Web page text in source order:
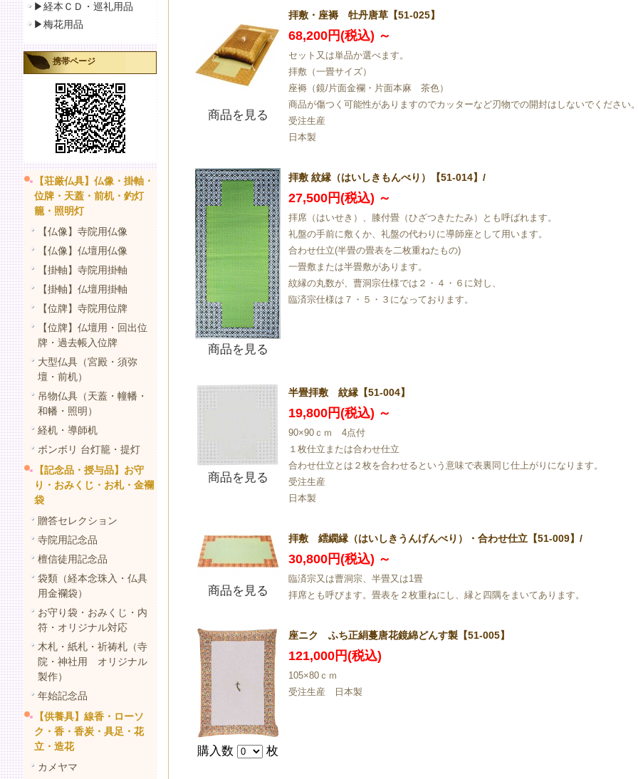
▶経本ＣＤ・巡礼用品
▶梅花用品
携帯ページ
【荘厳仏具】仏像・掛軸・
位牌・天蓋・前机・釣灯
籠・照明灯
【仏像】寺院用仏像
【仏像】仏壇用仏像
【掛軸】寺院用掛軸
【掛軸】仏壇用掛軸
【位牌】寺院用位牌
【位牌】仏壇用・回出位
牌・過去帳入位牌
大型仏具（宮殿・須弥
壇・前机）
吊物仏具（天蓋・幢幡・
和幡・照明）
経机・導師机
ボンボリ 台灯籠・提灯
【記念品・授与品】お守
り・おみくじ・お札・金襴
袋
贈答セレクション
寺院用記念品
檀信徒用記念品
袋類（経本念珠入・仏具
用金襴袋）
お守り袋・おみくじ・内
符・オリジナル対応
木札・紙札・祈祷札（寺
院・神社用 オリジナル
製作）
年始記念品
【供養具】線香・ローソ
ク・香・香炭・具足・花
立・造花
カメヤマ
商品を見る
拝敷・座褥 牡丹唐草【51-025】
68,200円(税込) ～
セット又は単品か選べます。
拝敷（一畳サイズ）
座褥（鏡/片面金襴・片面本麻 茶色）
商品が傷つく可能性がありますのでカッターなど刃物での開封はしないでください
受注生産
日本製
商品を見る
拝敷 紋縁（はいしきもんべり）【51-014】/
27,500円(税込) ～
拝席（はいせき）、膝付畳（ひざつきたたみ）とも呼ばれます。
礼盤の手前に敷くか、礼盤の代わりに導師座として用います。
合わせ仕立(半畳の畳表を二枚重ねたもの)
一畳敷または半畳敷があります。
紋縁の丸数が、曹洞宗仕様では２・４・６に対し、
臨済宗仕様は７・５・３になっております。
商品を見る
半畳拝敷 紋縁【51-004】
19,800円(税込) ～
90×90ｃｍ 4点付
１枚仕立または合わせ仕立
合わせ仕立とは２枚を合わせるという意味で表裏同じ仕上がりになります。
受注生産
日本製
商品を見る
拝敷 繧繝縁（はいしきうんげんべり）・合わせ仕立【51-009】/
30,800円(税込) ～
臨済宗又は曹洞宗、半畳又は1畳
拝席とも呼びます。畳表を２枚重ねにし、縁と四隅をまいてあります。
購入数 枚
座ニク ふち正絹蔓唐花鏡綿どんす製【51-005】
121,000円(税込)
105×80ｃｍ
受注生産 日本製